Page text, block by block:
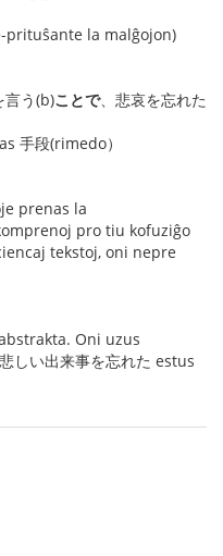
la malĝojon)
言う(b)ことで、悲哀を忘れた
手段(rimedo）
prenas la
pro tiu kofuziĝo
tekstoj, oni nepre
Oni uzus
しい出来事を忘れた estus